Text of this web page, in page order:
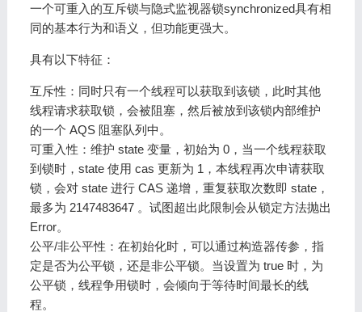
一个可重入的互斥锁与隐式监视器锁synchronized具有相
同的基本行为和语义，但功能更强大。
具有以下特征：
互斥性：同时只有一个线程可以获取到该锁，此时其他
线程请求获取锁，会被阻塞，然后被放到该锁内部维护
的一个 AQS 阻塞队列中。
可重入性：维护 state 变量，初始为 0，当一个线程获取
到锁时，state 使用 cas 更新为 1，本线程再次申请获取
锁，会对 state 进行 CAS 递增，重复获取次数即 state，
最多为 2147483647 。试图超出此限制会从锁定方法抛出
Error。
公平/非公平性：在初始化时，可以通过构造器传参，指
定是否为公平锁，还是非公平锁。当设置为 true 时，为
公平锁，线程争用锁时，会倾向于等待时间最长的线
程。